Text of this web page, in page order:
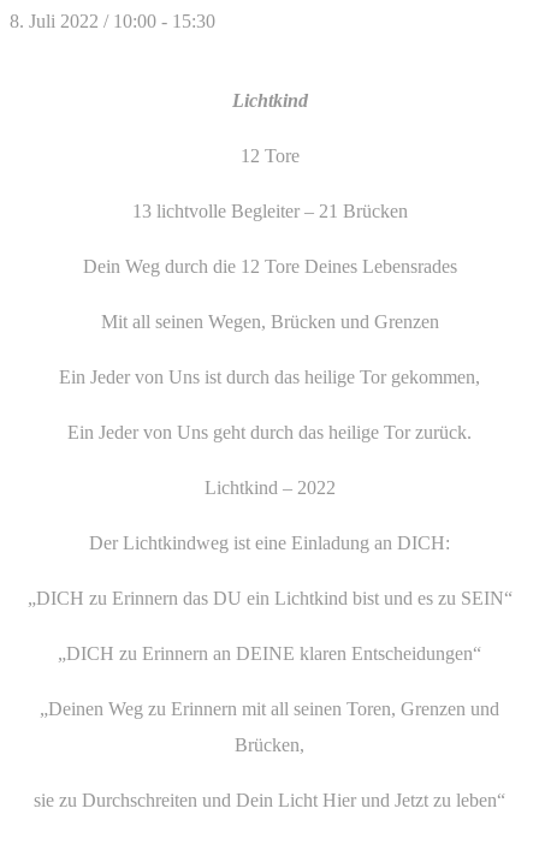
8. Juli 2022 / 10:00 - 15:30
Lichtkind
12 Tore
13 lichtvolle Begleiter – 21 Brücken
Dein Weg durch die 12 Tore Deines Lebensrades
Mit all seinen Wegen, Brücken und Grenzen
Ein Jeder von Uns ist durch das heilige Tor gekommen,
Ein Jeder von Uns geht durch das heilige Tor zurück.
Lichtkind – 2022
Der Lichtkindweg ist eine Einladung an DICH:
„DICH zu Erinnern das DU ein Lichtkind bist und es zu SEIN“
„DICH zu Erinnern an DEINE klaren Entscheidungen“
„Deinen Weg zu Erinnern mit all seinen Toren, Grenzen und
Brücken,
sie zu Durchschreiten und Dein Licht Hier und Jetzt zu leben“